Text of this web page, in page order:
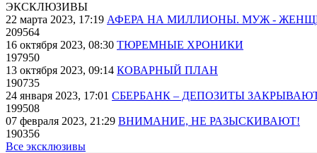
ЭКСКЛЮЗИВЫ
22 марта 2023, 17:19 АФЕРА НА МИЛЛИОНЫ. МУЖ -
209564
16 октября 2023, 08:30 ТЮРЕМНЫЕ ХРОНИКИ
197950
13 октября 2023, 09:14 КОВАРНЫЙ ПЛАН
190735
24 января 2023, 17:01 СБЕРБАНК – ДЕПОЗИТЫ
199508
07 февраля 2023, 21:29 ВНИМАНИЕ, НЕ РАЗЫСКИВАЮТ!
190356
Все эксклюзивы